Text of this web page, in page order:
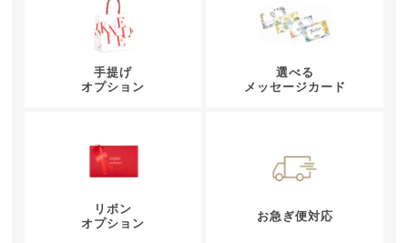
手提げ
オプション
選べる
メッセージカード
リボン
オプション
お急ぎ便対応